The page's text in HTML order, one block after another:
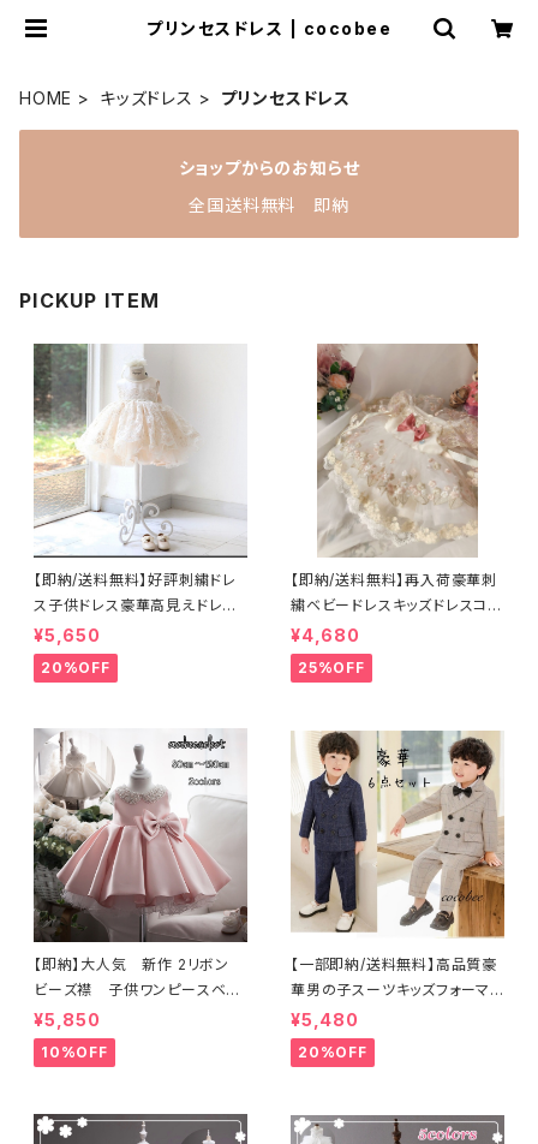
プリンセスドレス | cocobee
HOME キッズドレス プリンセスドレス
ショップからのお知らせ
全国送料無料 即納
PICKUP ITEM
【即納/送料無料】好評刺繍ドレ
ス子供ドレス豪華高見えドレ
ス ネックビーズベビードレ
ス 女のドレス子供ドレス 女
の子ワンピース セレモニージ
ドレス豪華ドレス リングガール
フラワーガール結婚式 リボン
付き ふんわりボリュームドレス
8090100110120cm
¥5,650
20%OFF
【即納/送料無料】再入荷豪華刺
繍ベビードレスキッズドレスコン
クール演奏会ジュニアドレス
お誕生日撮影結婚式発表会ドレ
ス8090100110120㎝
¥4,680
25%OFF
【即納】大人気 新作 2リボン
ビーズ襟 子供ワンピースベビ
ードレス セレモニードレス
子供ドレス ホワイトドレス
結婚式フォーマルドレ リングガ
¥5,850
10%OFF
【一部即納/送料無料】高品質豪
華男の子スーツキッズフォーマル
スーツお買い得6点セットコサー
ジュ付き入学式入園式卒園式男
の子入学式卒業式ベージュネイ
発表会七五三撮影フォーマル
¥5,480
20%OFF